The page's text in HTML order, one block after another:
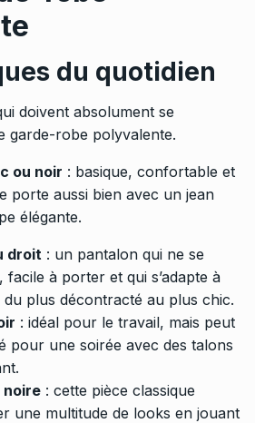
du quotidien
doivent absolument se
garde-robe polyvalente.
ou noir : basique, confortable et
porte aussi bien avec un jean
élégante.
droit : un pantalon qui ne se
facile à porter et qui s’adapte à
plus décontracté au plus chic.
: idéal pour le travail, mais peut
pour une soirée avec des talons
noire : cette pièce classique
une multitude de looks en jouant